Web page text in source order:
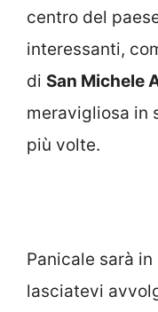
centro del
interessanti,
di San Michele
meravigliosa in
più volte.
Panicale sarà
lasciatevi